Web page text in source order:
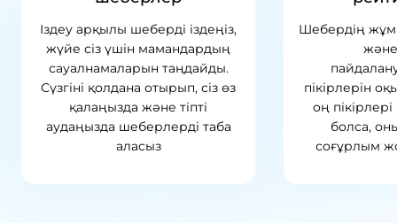
Іздеу арқылы шеберді іздеңіз,
жүйе сіз үшін мамандардың
сауалнамаларын таңдайды.
Сүзгіні қолдана отырып, сіз өз
қалаңызда және тіпті
аудаңызда шеберлерді таба
аласыз
Шебердің
пікірлерін
оң
болса,
соғұрлым